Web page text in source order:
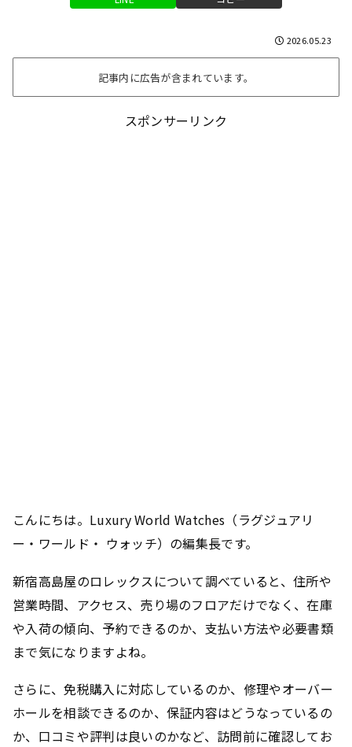
2026.05.23
記事内に広告が含まれています。
スポンサーリンク
こんにちは。Luxury World Watches（ラグジュアリ
ー・ワールド・ ウォッチ）の編集長です。
新宿高島屋のロレックスについて調べていると、住所や
営業時間、アクセス、売り場のフロアだけでなく、在庫
や入荷の傾向、予約できるのか、支払い方法や必要書類
まで気になりますよね。
さらに、免税購入に対応しているのか、修理やオーバー
ホールを相談できるのか、保証内容はどうなっているの
か、口コミや評判は良いのかなど、訪問前に確認してお